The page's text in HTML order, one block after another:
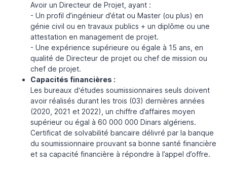
Avoir un Directeur de Projet, ayant :
- Un profil d’ingénieur d’état ou Master (ou plus) en
génie civil ou en travaux publics + un diplôme ou une
attestation en management de projet.
- Une expérience supérieure ou égale à 15 ans, en
qualité de Directeur de projet ou chef de mission ou
chef de projet.
Capacités financières :
Les bureaux d‘études soumissionnaires seuls doivent
avoir réalisés durant les trois (03) dernières années
(2020, 2021 et 2022), un chiffre d’affaires moyen
supérieur ou égal à 60 000 000 Dinars algériens.
Certificat de solvabilité bancaire délivré par la banque
du soumissionnaire prouvant sa bonne santé financière
et sa capacité financière à répondre à l’appel d’offre.